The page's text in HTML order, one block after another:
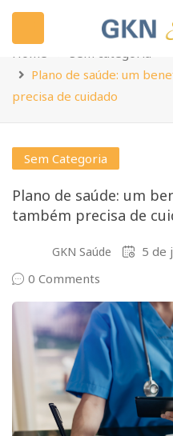
(Fale conosco)
Home
Sem categoria
Plano de saúde: um
precisa de cuidado
Sem Categoria
Plano de saúde: um
também precisa de
GKN Saúde
5 de
0 Comments